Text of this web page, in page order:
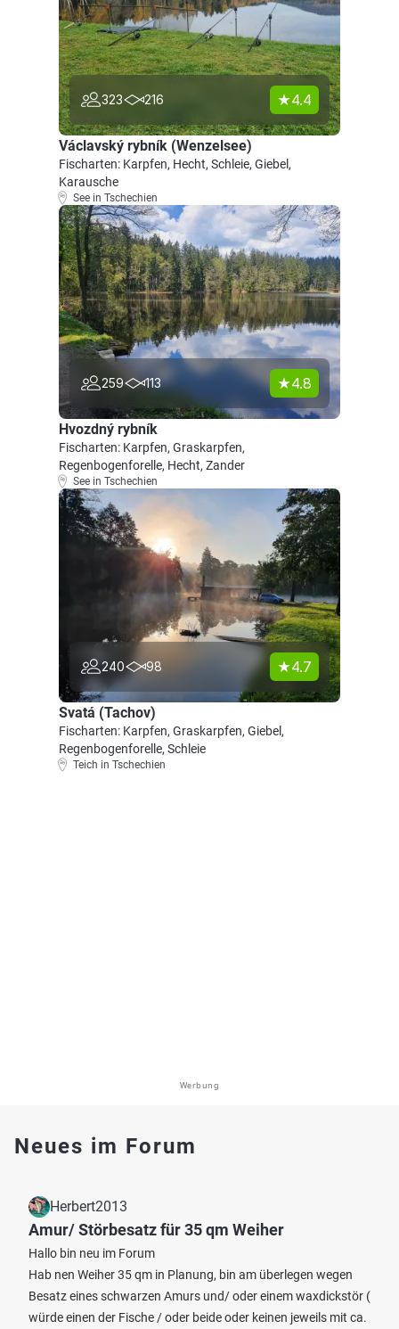
323 216 4.4
Václavský rybník (Wenzelsee)
Fischarten: Karpfen, Hecht, Schleie, Giebel,
Karausche
See in Tschechien
259 113 4.8
Hvozdný rybník
Fischarten: Karpfen, Graskarpfen,
Regenbogenforelle, Hecht, Zander
See in Tschechien
240 98 4.7
Svatá (Tachov)
Fischarten: Karpfen, Graskarpfen, Giebel,
Regenbogenforelle, Schleie
Teich in Tschechien
Werbung
Neues im Forum
Herbert2013
Amur/ Störbesatz für 35 qm Weiher
Hallo bin neu im Forum
Hab nen Weiher 35 qm in Planung, bin am überlegen wegen
Besatz eines schwarzen Amurs und/ oder einem waxdickstör (
würde einen der Fische / oder beide oder keinen jeweils mit ca.